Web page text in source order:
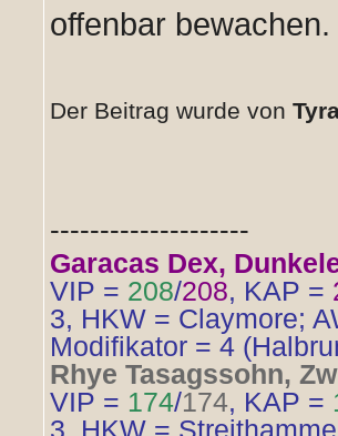
offenbar bewachen.
Der Beitrag wurde von
--------------------
Garacas Dex,
VIP = 208/208, KAP =
3, HKW = Claymore;
Modifikator = 4
Rhye Tasagssohn,
VIP = 174/174, KAP =
3, HKW =